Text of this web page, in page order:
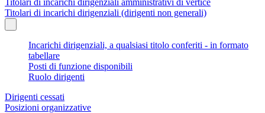
Titolari di incarichi dirigenziali (dirigenti non generali)
Incarichi dirigenziali, a qualsiasi titolo conferiti - in formato
tabellare
Posti di funzione disponibili
Ruolo dirigenti
Dirigenti cessati
Posizioni organizzative